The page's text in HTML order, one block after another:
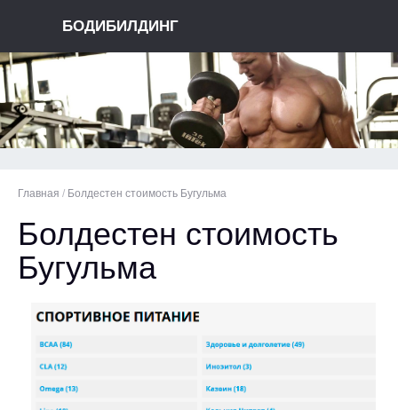
БОДИБИЛДИНГ
Главная / Болдестен стоимость Бугульма
Болдестен стоимость
Бугульма